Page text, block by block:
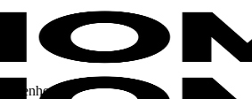
Zenhomes